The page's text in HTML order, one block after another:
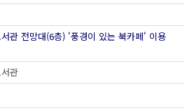
관 전망대(6층) '풍경이 있는 북카페' 이용
관